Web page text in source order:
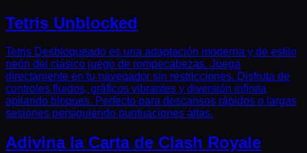
Tetris Unblocked
Tetris Desbloqueado es una adaptación moderna y de estilo
neón del clásico juego de rompecabezas. Juega
directamente en tu navegador sin restricciones. Disfruta de
controles fluidos, gráficos vibrantes y diversión infinita
apilando bloques. Perfecto para descansos rápidos o largas
sesiones persiguiendo puntuaciones altas.
Adivina la Carta de Clash Royale